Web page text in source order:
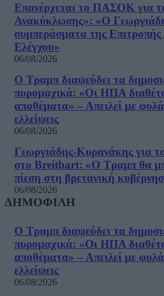
Επανέρχεται το ΠΑΣΟΚ για
Ανακύκλωσης»: «Ο
συμπεράσματα της Επιτροπής
Ελέγχου»
06/08/2026
Ο Τραμπ διαψεύδει τα
πυρομαχικά: «Οι ΗΠΑ
αποθέματα» – Απειλεί με
ελλείψεις
06/08/2026
Γεωργιάδης-Κυρανάκης για
στο Breitbart: «Ο Τραμπ θα
πίεση στη βρετανική
06/08/2026
ΔΗΜΟΦΙΛΗ
Ο Τραμπ διαψεύδει τα
πυρομαχικά: «Οι ΗΠΑ
αποθέματα» – Απειλεί με
ελλείψεις
06/08/2026